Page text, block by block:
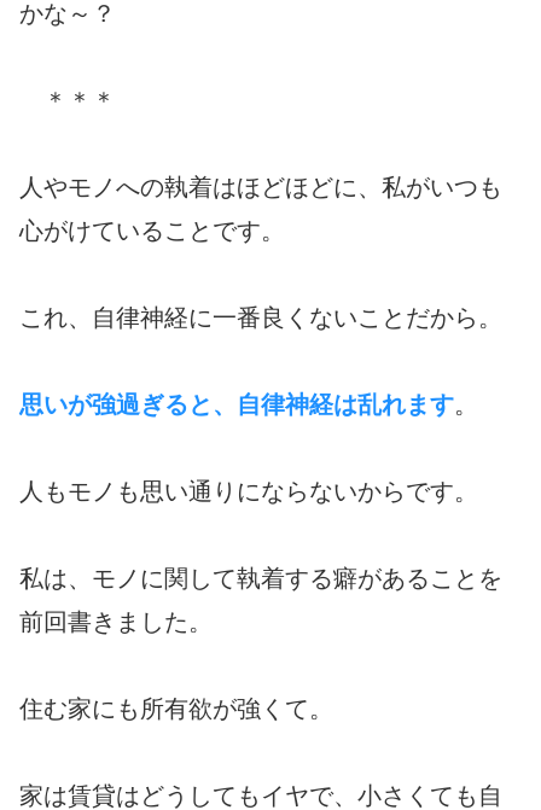
かな～？
＊＊＊
人やモノへの執着はほどほどに、私がいつも
心がけていることです。
これ、自律神経に一番良くないことだから。
思いが強過ぎると、自律神経は乱れます。
人もモノも思い通りにならないからです。
私は、モノに関して執着する癖があることを
前回書きました。
住む家にも所有欲が強くて。
家は賃貸はどうしてもイヤで、小さくても自